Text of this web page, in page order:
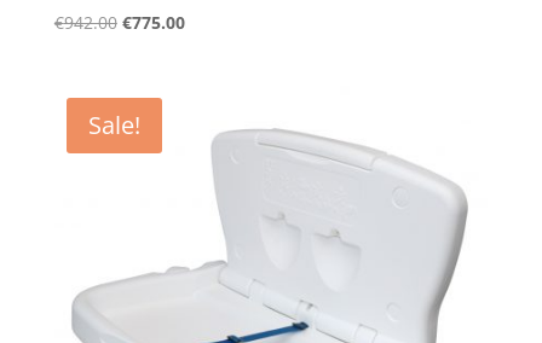
€942.00 Original
€942.00.
€775.00Current
Sale!